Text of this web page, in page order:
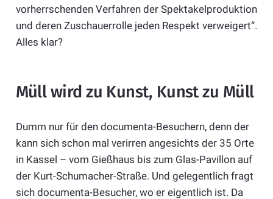
vorherrschenden Verfahren der Spektakelproduktion
und deren Zuschauerrolle jeden Respekt verweigert“.
Alles klar?
Müll wird zu Kunst, Kunst zu Müll
Dumm nur für den documenta-Besuchern, denn der
kann sich schon mal verirren angesichts der 35 Orte
in Kassel – vom Gießhaus bis zum Glas-Pavillon auf
der Kurt-Schumacher-Straße. Und gelegentlich fragt
sich documenta-Besucher, wo er eigentlich ist. Da